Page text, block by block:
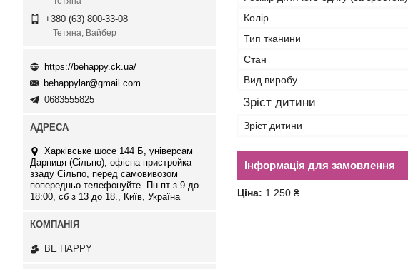
Колір
Тип тканини
Стан
Вид виробу
Зріст дитини
Зріст дитини
Інформація для замовлення
Ціна: 1 250 ₴
+380 (63) 800-33-08
Тетяна, Вайбер
https://behappy.ck.ua/
behappylar@gmail.com
0683555825
Харківське шосе 144 Б, універсам
Дарниця (Сільпо), офісна пристройка
ззаду Сільпо, перед самовивозом
попередньо телефонуйте. Пн-пт з 9 до
18:00, сб з 13 до 18., Київ, Україна
BE HAPPY